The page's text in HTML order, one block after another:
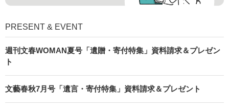
PRESENT & EVENT
週刊文春WOMAN夏号「遺贈・寄付特集」資料請求＆プレゼン
ト
文藝春秋7月号「遺言・寄付特集」資料請求＆プレゼント